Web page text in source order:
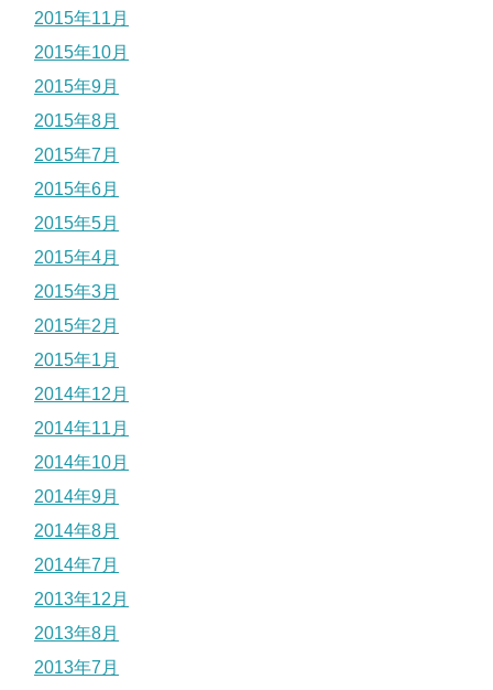
2015年11月
2015年10月
2015年9月
2015年8月
2015年7月
2015年6月
2015年5月
2015年4月
2015年3月
2015年2月
2015年1月
2014年12月
2014年11月
2014年10月
2014年9月
2014年8月
2014年7月
2013年12月
2013年8月
2013年7月